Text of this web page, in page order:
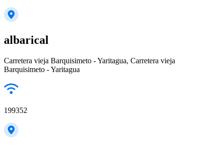
albarical
Carretera vieja Barquisimeto - Yaritagua, Carretera vieja
Barquisimeto - Yaritagua
199352